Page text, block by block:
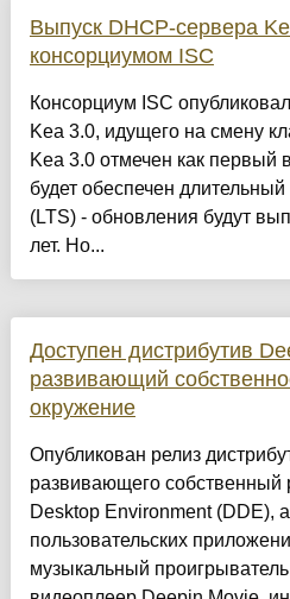
Выпуск DHCP-сервера
консорциумом ISC
Консорциум ISC
Kea 3.0, идущего на смену
Kea 3.0 отмечен как первый
будет обеспечен
(LTS) - обновления будут
лет. Но...
Доступен дистрибутив
развивающий
окружение
Опубликован релиз
развивающего собственный
Desktop Environment (DDE),
пользовательских
музыкальный